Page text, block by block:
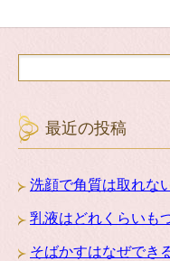
最近の投稿
洗顔で角質は取れな
乳液はどれくらいも
そばかすはなぜでき